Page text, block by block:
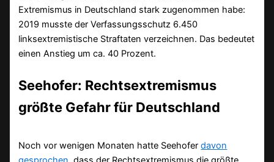
Extremismus in Deutschland stark zugenommen habe:
2019 musste der Verfassungsschutz 6.450
linksextremistische Straftaten verzeichnen. Das bedeutet
einen Anstieg um ca. 40 Prozent.
Seehofer: Rechtsextremismus
größte Gefahr für Deutschland
Noch vor wenigen Monaten hatte Seehoferdavon